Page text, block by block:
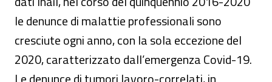
le denunce di malattie professionali sono
cresciute ogni anno, con la sola eccezione del
2020, caratterizzato dall’emergenza Covid-19.